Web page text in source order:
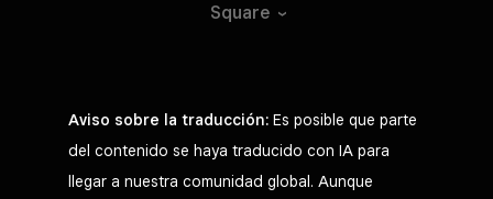
Square
Aviso sobre la traducción: Es posible que parte
del contenido se haya traducido con IA para
llegar a nuestra comunidad global. Aunque